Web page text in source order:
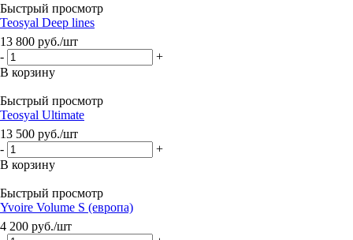
Быстрый просмотр
Teosyal Deep lines
13 800 руб./шт
-
+
В корзину
Быстрый просмотр
Teosyal Ultimate
13 500 руб./шт
-
+
В корзину
Быстрый просмотр
Yvoire Volume S (европа)
4 200 руб./шт